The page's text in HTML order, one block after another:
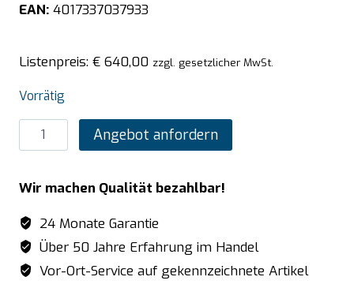
EAN: 4017337037933
Listenpreis: € 640,00 zzgl. gesetzlicher MwSt.
Vorrätig
SARO
Kühlaufsatz
1/3
GN,
Modell
VRX
1500/380
Angebot anfordern
Wir machen Qualität bezahlbar!
24 Monate Garantie
Über 50 Jahre Erfahrung im Handel
Vor-Ort-Service auf gekennzeichnete Artikel